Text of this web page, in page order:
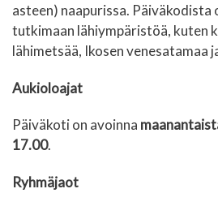
asteen) naapurissa. Päiväkodista
tutkimaan lähiympäristöä, kuten
lähimetsää, Ikosen venesatamaa
Aukioloajat
Päiväkoti on avoinna
17.00.
Ryhmäjaot